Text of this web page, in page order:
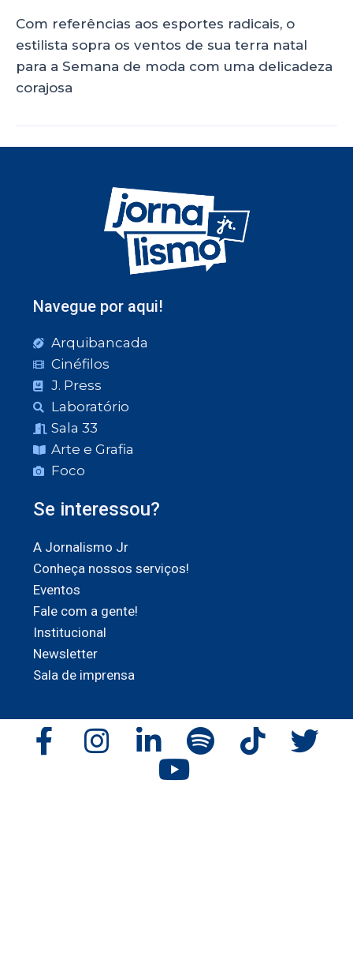
Com referências aos esportes radicais, o
estilista sopra os ventos de sua terra natal
para a Semana de moda com uma delicadeza
corajosa
Navegue por aqui!
Arquibancada
Cinéfilos
J. Press
Laboratório
Sala 33
Arte e Grafia
Foco
Se interessou?
A Jornalismo Jr
Conheça nossos serviços!
Eventos
Fale com a gente!
Institucional
Newsletter
Sala de imprensa